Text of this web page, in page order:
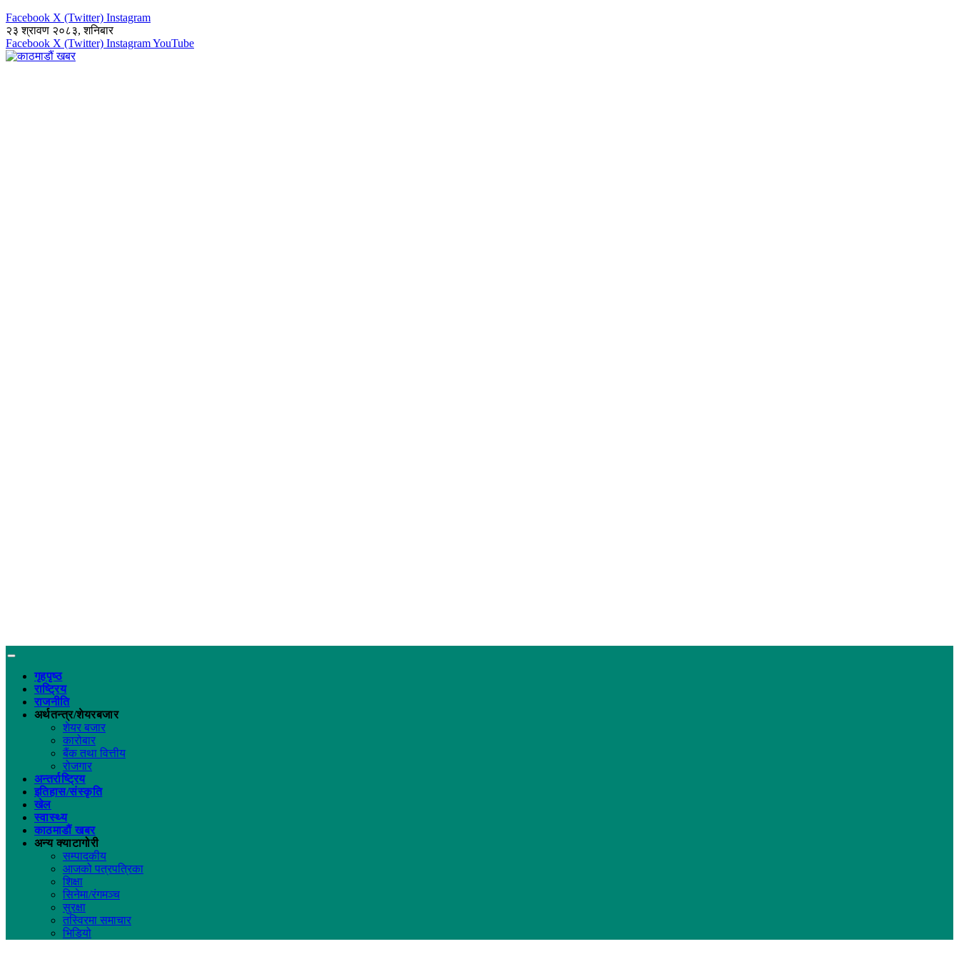
Facebook X (Twitter) Instagram
२३ श्रावण २०८३, शनिबार
Facebook X (Twitter) InstagramYouTube
गृहपृष्ठ
राष्ट्रिय
राजनीति
अर्थतन्त्र/शेयरबजार
शेयर बजार
कारोबार
बैंक तथा वित्तीय
रोजगार
अन्तर्राष्ट्रिय
इतिहास/संस्कृति
खेल
स्वास्थ्य
काठमाडौं खबर
अन्य क्याटागोरी
सम्पादकीय
आजको पत्रपत्रिका
शिक्षा
सिनेमा/रंगमञ्च
सुरक्षा
तस्विरमा समाचार
भिडियो